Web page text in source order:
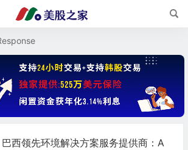
巴西领先环境解决方案服务提供商：A